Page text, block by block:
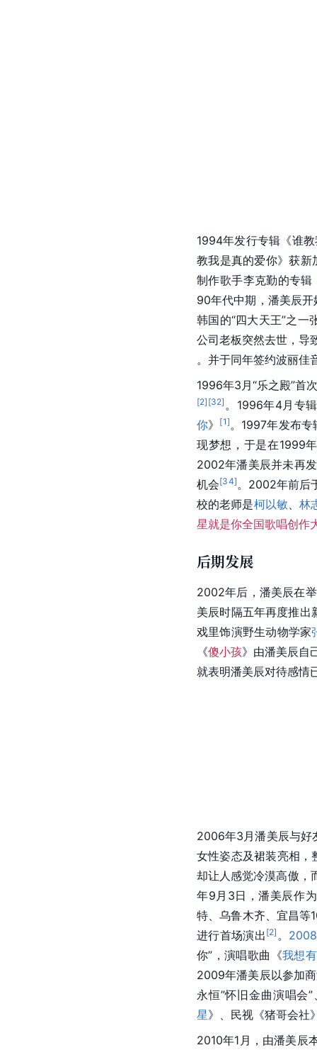
1994年发行专辑《谁
教我是真的爱你》获新
制作歌手李克勤的专
90年代中期，潘美辰
韩国的“四大天王”之
公司老板突然去世，导
。并于同年签约波丽佳
1996年3月“乐之殿”首
[2] [32] 。1996年4月专
你》 [1] 。1997年发布专
现梦想，于是在1999
2002年潘美辰并未再
机会[34] 。2002年前后
校的老师是柯以敏 、林
星就是你全国歌唱创作
后期发展
2002年后，潘美辰在
美辰时隔五年再度推出
戏里饰演野生动物学家
《傻小孩》由潘美辰自
就表明潘美辰对待感情
2006年3月潘美辰与好
女性姿态及裙装亮相，
却让人感觉冷漠高傲，
年9月3日，潘美辰作
特、乌鲁木齐、宜昌等
进行首场演出 [2] 。
你”，演唱歌曲《我想
2009年潘美辰以参加
永恒”怀旧金曲演唱会
星》、民视《猪哥会社
2010年1月，由潘美辰